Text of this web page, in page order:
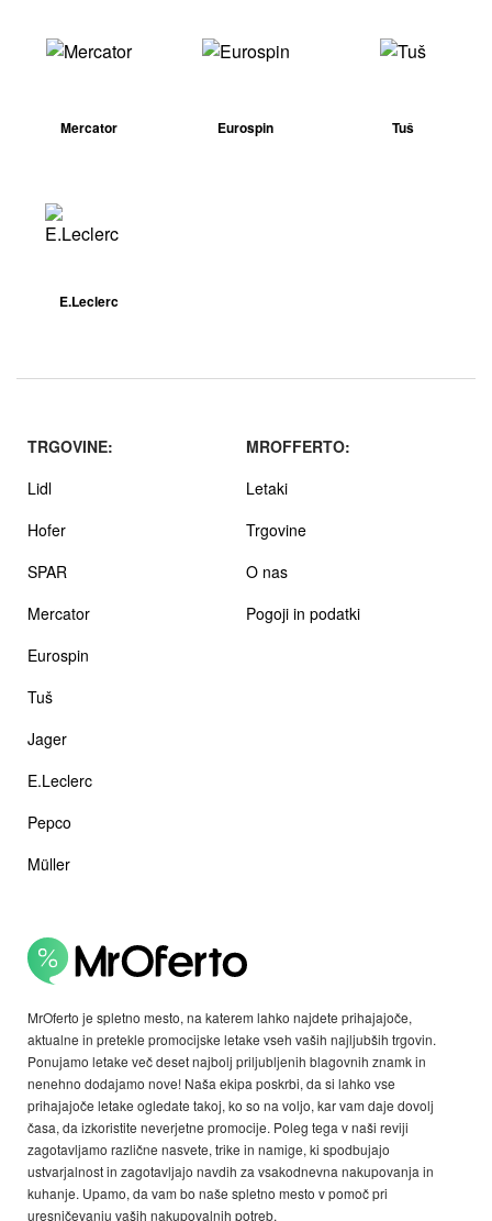
Mercator Eurospin Tuš
E.Leclerc
MrOferto je spletno mesto, na katerem lahko najdete prihajajoče,
aktualne in pretekle promocijske letake vseh vaših najljubših trgovin.
Ponujamo letake več deset najbolj priljubljenih blagovnih znamk in
nenehno dodajamo nove! Naša ekipa poskrbi, da si lahko vse
prihajajoče letake ogledate takoj, ko so na voljo, kar vam daje dovolj
časa, da izkoristite neverjetne promocije. Poleg tega v naši reviji
zagotavljamo različne nasvete, trike in namige, ki spodbujajo
ustvarjalnost in zagotavljajo navdih za vsakodnevna nakupovanja in
kuhanje. Upamo, da vam bo naše spletno mesto v pomoč pri
uresničevanju vaših nakupovalnih potreb.
TRGOVINE:
Lidl
Hofer
SPAR
Mercator
Eurospin
Tuš
Jager
E.Leclerc
Pepco
Müller
MROFFERTO:
Letaki
Trgovine
O nas
Pogoji in podatki